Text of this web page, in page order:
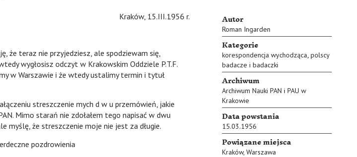
Autor
Roman Ingarden
Kategorie
korespondencja wychodząca, polscy
badacze i badaczki
Archiwum
Archiwum Nauki PAN i PAU w
Krakowie
Data powstania
15.03.1956
Powiązane miejsca
Kraków, Warszawa
Kraków, 15.III.1956 r.
że teraz nie przyjedziesz, ale spodziewam się,
wygłosisz odczyt w Krakowskim Oddziele P.T.F.
w Warszawie i że wtedy ustalimy termin i tytuł
streszczenie mych d w u przemówień, jakie
Mimo starań nie zdołałem tego napisać w dwu
myślę, że streszczenie moje nie jest za długie.
pozdrowienia